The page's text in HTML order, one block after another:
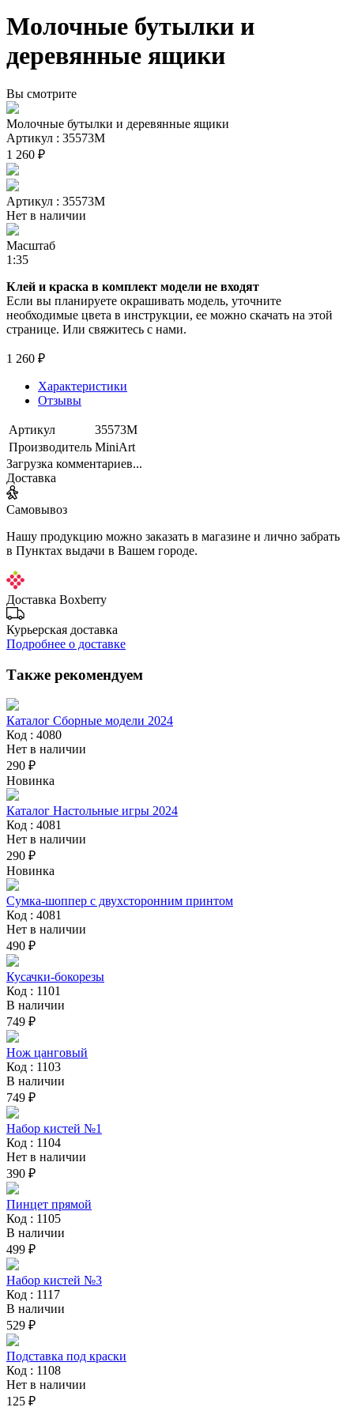
Молочные бутылки и
деревянные ящики
Вы смотрите
Молочные бутылки и деревянные ящики
Артикул : 35573М
1 260 ₽
Артикул : 35573М
Нет в наличии
Масштаб
1:35
Клей и краска в комплект модели не входят
Если вы планируете окрашивать модель, уточните
необходимые цвета в инструкции, ее можно скачать на этой
странице. Или свяжитесь с нами.
1 260 ₽
Характеристики
Отзывы
Артикул
35573М
Производитель MiniArt
Загрузка комментариев...
Доставка
Самовывоз
Нашу продукцию можно заказать в магазине и лично забрать
в Пунктах выдачи в Вашем городе.
Доставка Boxberry
Курьерская доставка
Подробнее о доставке
Также рекомендуем
Каталог Сборные модели 2024
Код : 4080
Нет в наличии
290 ₽
Новинка
Каталог Настольные игры 2024
Код : 4081
Нет в наличии
290 ₽
Новинка
Сумка-шоппер с двухсторонним принтом
Код : 4081
Нет в наличии
490 ₽
Кусачки-бокорезы
Код : 1101
В наличии
749 ₽
Нож цанговый
Код : 1103
В наличии
749 ₽
Набор кистей №1
Код : 1104
Нет в наличии
390 ₽
Пинцет прямой
Код : 1105
В наличии
499 ₽
Набор кистей №3
Код : 1117
В наличии
529 ₽
Подставка под краски
Код : 1108
Нет в наличии
125 ₽